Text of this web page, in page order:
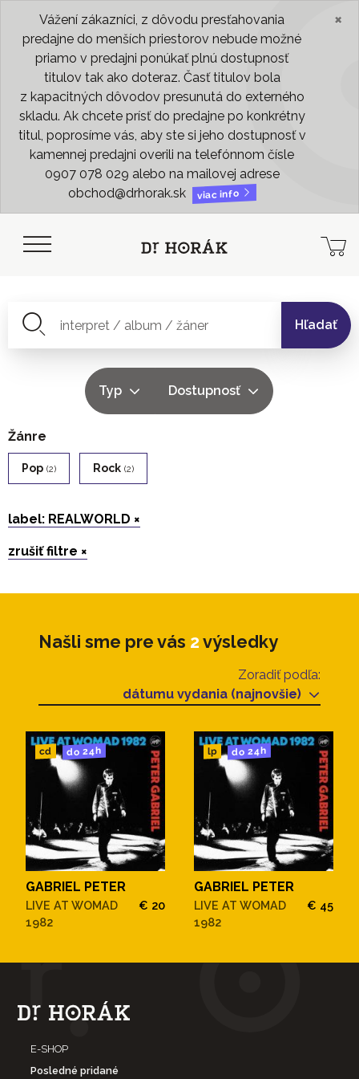
Vážení zákazníci, z dôvodu presťahovania
predajne do menších priestorov nebude možné
priamo v predajni ponúkať plnú dostupnosť
titulov tak ako doteraz. Časť titulov bola
z kapacitných dôvodov presunutá do externého
skladu. Ak chcete prísť do predajne po konkrétny
titul, poprosíme vás, aby ste si jeho dostupnosť v
kamennej predajni overili na telefónnom čísle
0907 078 029 alebo na mailovej adrese
obchod@drhorak.sk
viac info
×
Hľadať
Typ Dostupnosť
Žánre
Pop (2) Rock (2)
label: REALWORLD ×
zrušiť filtre ×
Našli sme pre vás 2 výsledky
Zoradiť podľa:
dátumu vydania (najnovšie)
cd do 24h
GABRIEL PETER
LIVE AT WOMAD
1982
€ 20
lp do 24h
GABRIEL PETER
LIVE AT WOMAD
1982
€ 45
E-SHOP
Posledné pridané